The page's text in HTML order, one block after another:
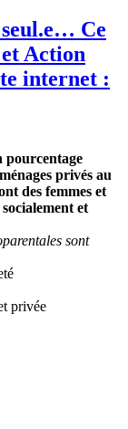
seul.e… Ce
Action
internet :
pourcentage
privés au
des femmes et
et
sont
privée